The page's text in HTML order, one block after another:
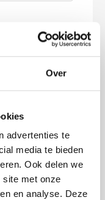
Over
advertenties te
media te bieden
Ook delen we
site met onze
en analyse. Deze